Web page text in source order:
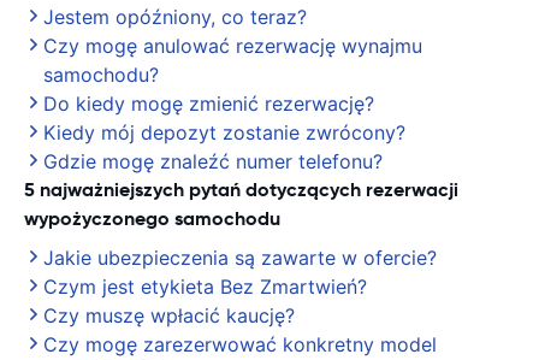
Jestem opóźniony, co teraz?
Czy mogę anulować rezerwację wynajmu
samochodu?
Do kiedy mogę zmienić rezerwację?
Kiedy mój depozyt zostanie zwrócony?
Gdzie mogę znaleźć numer telefonu?
5 najważniejszych pytań dotyczących rezerwacji
wypożyczonego samochodu
Jakie ubezpieczenia są zawarte w ofercie?
Czym jest etykieta Bez Zmartwień?
Czy muszę wpłacić kaucję?
Czy mogę zarezerwować konkretny model